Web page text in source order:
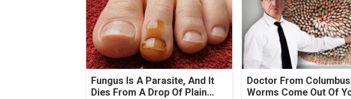
Fungus Is A Parasite, And It
Dies From A Drop Of Plain...
Doctor From
Worms Come Out Of